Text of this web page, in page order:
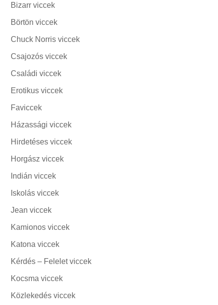
Bizarr viccek
Börtön viccek
Chuck Norris viccek
Csajozós viccek
Családi viccek
Erotikus viccek
Faviccek
Házassági viccek
Hirdetéses viccek
Horgász viccek
Indián viccek
Iskolás viccek
Jean viccek
Kamionos viccek
Katona viccek
Kérdés – Felelet viccek
Kocsma viccek
Közlekedés viccek